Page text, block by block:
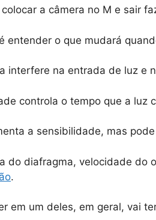
colocar a câmera no M e sair
entender o que mudará
interfere na entrada de luz e
controla o tempo que a luz
a sensibilidade, mas
do diafragma, velocidade do
.
em um deles, em geral, vai